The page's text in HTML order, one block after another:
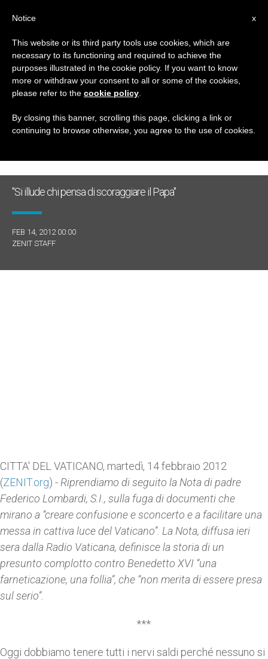
GIORNO
Febbraio 14th, 2012
ULTIME NOTIZIE
"Si illude chi pensa di scoraggiare il Papa"
FEB 14, 2012 00:00
ZENIT STAFF
CITTA' DEL VATICANO, martedì, 14 febbraio 2012
(ZENIT.org) - Riprendiamo di seguito la Nota di padre
Federico Lombardi, S.I., sulla fuga di documenti che
mirano a “creare confusione e sconcerto e a facilitare una
messa in cattiva luce del Vaticano”. La Nota, diffusa ieri
sera dalla Radio Vaticana, definisce la storia di un
presunto complotto contro Benedetto XVI “una
farneticazione, una follia”, che “non merita di essere presa
sul serio”.
***
Oggi dobbiamo tenere tutti i nervi saldi perché nessuno si
x
Notice
This website or its third party tools use cookies, which are
necessary to its functioning and required to achieve the
purposes illustrated in the cookie policy. If you want to know
more or withdraw your consent to all or some of the cookies,
please refer to the cookie policy
By closing this banner, scrolling this page, clicking a link or
continuing to browse otherwise, you agree to the use of cookies.